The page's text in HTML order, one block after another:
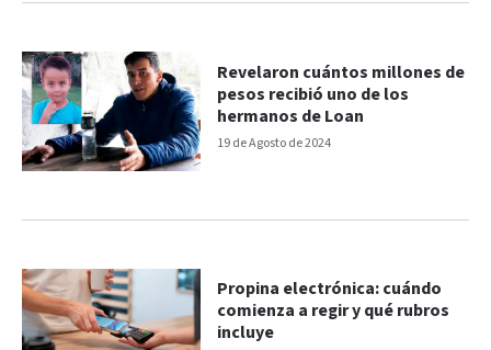
19 de Agosto de 2024
Revelaron cuántos millones de
pesos recibió uno de los
hermanos de Loan
Propina electrónica: cuándo
comienza a regir y qué rubros
incluye